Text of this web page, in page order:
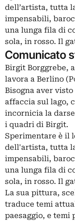
dell’artista, tutta
impensabili,
una lunga fila di
sola, in rosso. Il
Comunicato
Birgit Borggrebe,
lavora a Berlino
Bisogna aver
affaccia sul lago,
incornicia la
i quadri di Birgit.
Sperimentare è il
dell'artista, tutta
impensabili,
una lunga fila di
sola, in rosso. Il
La sua pittura,
traduce temi
paesaggio, e temi